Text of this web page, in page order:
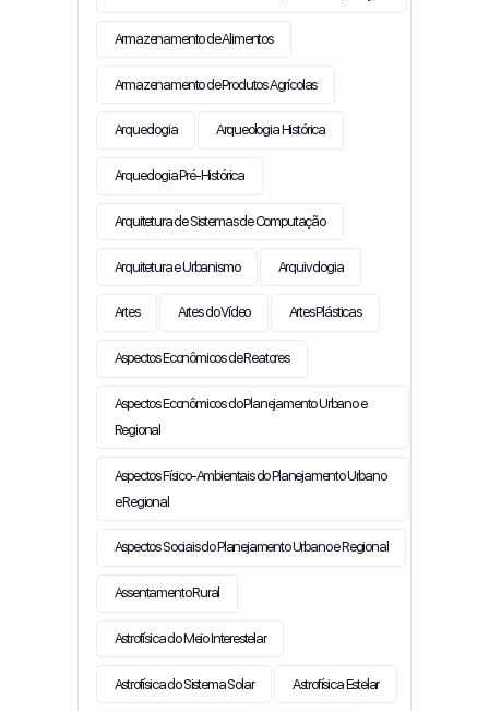
Armazenamento de Alimentos
Armazenamento de Produtos Agrícolas
Arqueologia Arqueologia Histórica
Arqueologia Pré-Histórica
Arquitetura de Sistemas de Computação
Arquitetura e Urbanismo Arquivologia
Artes Artes do Vídeo Artes Plásticas
Aspectos Econômicos de Reatores
Aspectos Econômicos do Planejamento Urbano e
Regional
Aspectos Físico-Ambientais do Planejamento Urbano
e Regional
Aspectos Sociais do Planejamento Urbano e Regional
Assentamento Rural
Astrofísica do Meio Interestelar
Astrofísica do Sistema Solar Astrofísica Estelar